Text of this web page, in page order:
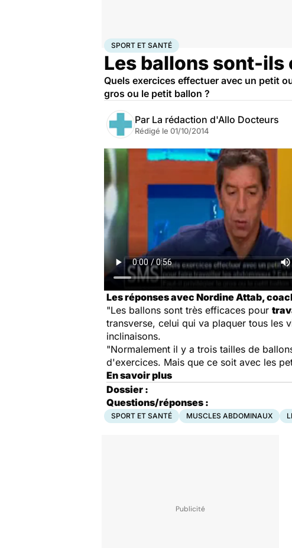
AccueilBien-êtreSport santé
SPORT ET SANTÉ
Les ballons sont-ils
Quels exercices effectuer avec un petit
gros ou le petit ballon ?
Par La rédaction d'Allo Docteurs
Rédigé le 01/10/2014
Les réponses avec Nordine Attab,
"Les ballons sont très efficaces pour
transverse, celui qui va plaquer tous les
inclinaisons.
"Normalement il y a trois tailles de
d'exercices. Mais que ce soit avec les
En savoir plus
Dossier :
Questions/réponses :
SPORT ET SANTÉ MUSCLES ABDOMINAUX